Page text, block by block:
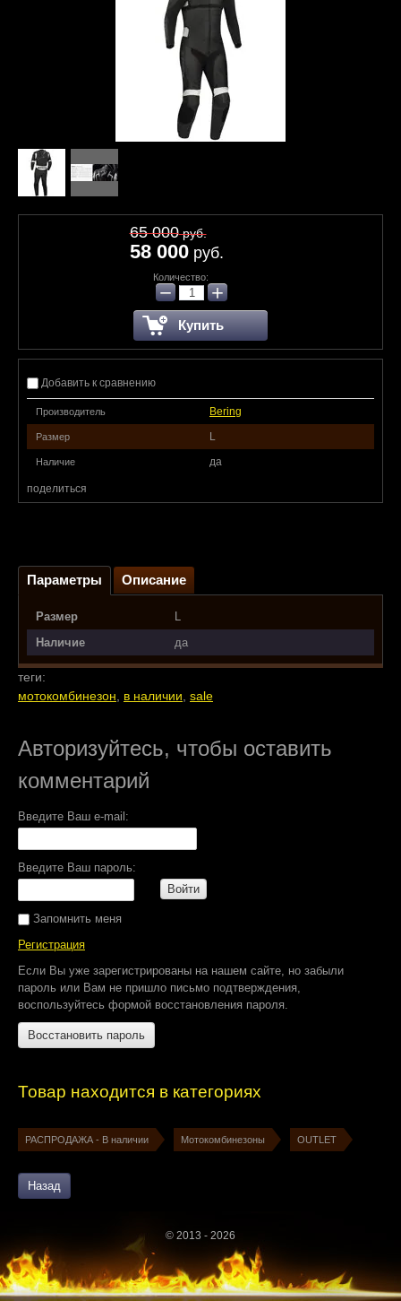
65 000руб.
58 000руб.
Количество:
− +
Купить
Добавить к сравнению
Производитель Bering
Размер L
Наличие да
поделиться
Параметры Описание
Размер
L
Наличие
да
теги:
мотокомбинезон
в наличии sale
Авторизуйтесь, чтобы оставить
комментарий
Введите Ваш e-mail:
Введите Ваш пароль:
Войти
Запомнить меня
Регистрация
Если Вы уже зарегистрированы на нашем сайте, но забыли
пароль или Вам не пришло письмо подтверждения,
воспользуйтесь формой восстановления пароля.
Восстановить пароль
Товар находится в категориях
РАСПРОДАЖА - В наличии Мотокомбинезоны OUTLET
Назад
© 2013 - 2026